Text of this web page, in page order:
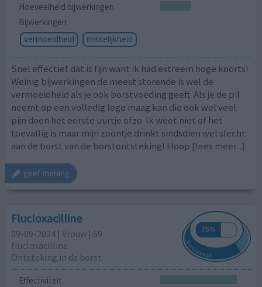
Hoeveelheid bijwerkingen
Bijwerkingen
vermoeidheid
misselijkheid
Snel effectief dat is fijn want ik had extreem hoge koorts!
Weinig bijwerkingen de meest storende is wel de
vermoeidheid als je ook borstvoeding geeft. Als je de pil
neemt op een volledig lege maag kan die ook wel veel
pijn doen het eerste uurtje ofzo. Ik weet niet of het
toevallig is maar mijn zoontje drinkt sindsdien wel slecht
aan de borst van de borstontsteking! Hoop [lees meer...]
geef mening
Flucloxacilline
09-09-2024 | Vrouw | 69
flucloxacilline
Ontsteking in de borst
Effectiviteit